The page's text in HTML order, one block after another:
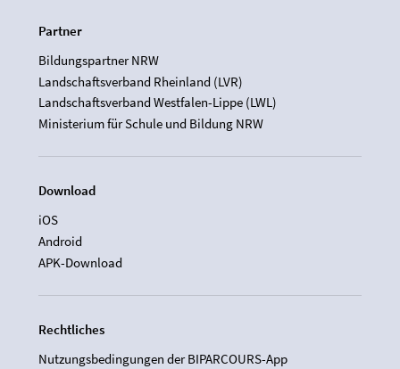
Partner
Bildungspartner NRW
Landschaftsverband Rheinland (LVR)
Landschaftsverband Westfalen-Lippe (LWL)
Ministerium für Schule und Bildung NRW
Download
iOS
Android
APK-Download
Rechtliches
Nutzungsbedingungen der BIPARCOURS-App